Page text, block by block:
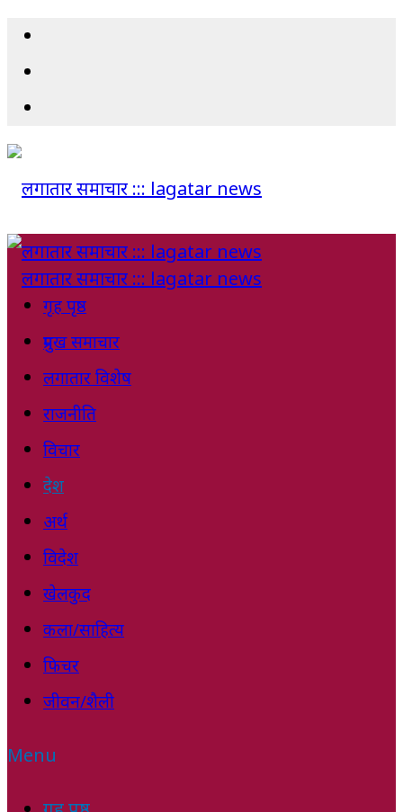
गृह पृष्ठ
प्रमुख समाचार
लगातार विशेष
राजनीति
विचार
देश
अर्थ
विदेश
खेलकुद
कला/साहित्य
फिचर
जीवन/शैली
Menu